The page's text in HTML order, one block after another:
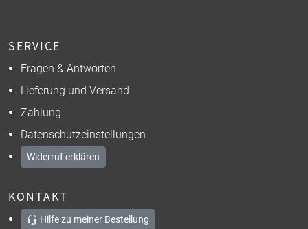
SERVICE
Fragen & Antworten
Lieferung und Versand
Zahlung
Datenschutzeinstellungen
Widerruf erklären
KONTAKT
Hilfe zu meiner Bestellung